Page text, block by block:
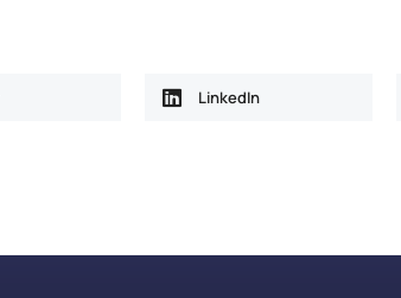
LinkedIn